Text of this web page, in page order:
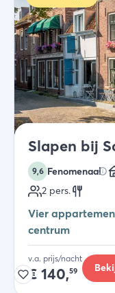
Slapen bij
9,6 Fenomenaal
2 pers.
Vier
centrum
v.a. prijs/nacht
€ 140,59